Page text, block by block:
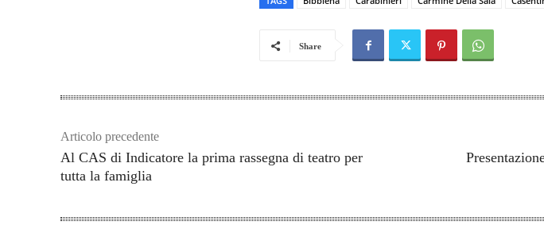
Share
Articolo precedente
Al CAS di Indicatore la prima rassegna di teatro per
tutta la famiglia